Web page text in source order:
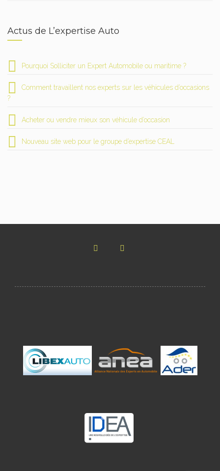
Actus de L’expertise Auto
Pourquoi Solliciter un Expert Automobile ou maritime ?
Comment travaillent nos experts sur les véhicules d’occasions
?
Acheter ou vendre mieux son véhicule d’occasion
Nouveau site web pour le groupe d’expertise CEAL